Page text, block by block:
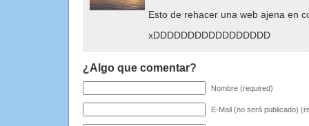
Esto de rehacer una web ajena en
xDDDDDDDDDDDDDDDDD
¿Algo que comentar?
Nombre (required)
E-Mail (no será publicado)